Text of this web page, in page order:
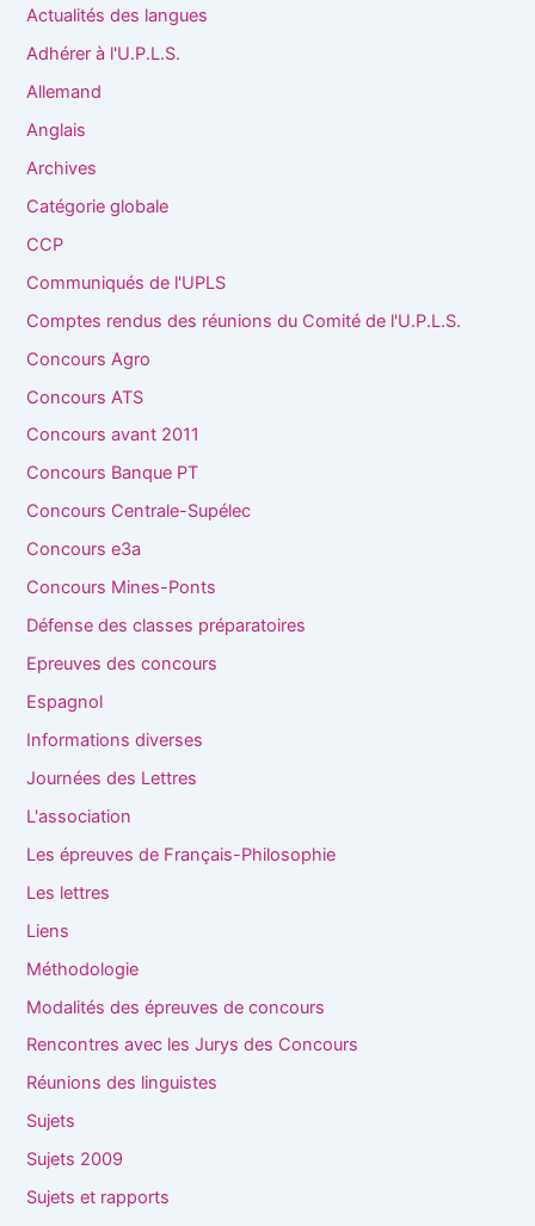
Actualités des langues
Adhérer à l'U.P.L.S.
Allemand
Anglais
Archives
Catégorie globale
CCP
Communiqués de l'UPLS
Comptes rendus des réunions du Comité de l'U.P.L.S.
Concours Agro
Concours ATS
Concours avant 2011
Concours Banque PT
Concours Centrale-Supélec
Concours e3a
Concours Mines-Ponts
Défense des classes préparatoires
Epreuves des concours
Espagnol
Informations diverses
Journées des Lettres
L'association
Les épreuves de Français-Philosophie
Les lettres
Liens
Méthodologie
Modalités des épreuves de concours
Rencontres avec les Jurys des Concours
Réunions des linguistes
Sujets
Sujets 2009
Sujets et rapports